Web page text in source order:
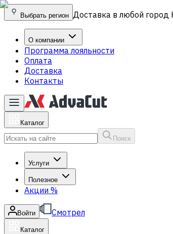
Выбрать регион Доставка в любой город
О компании
Программа лояльности
Оплата
Доставка
Контакты
Каталог
Поиск
Услуги
Полезное
Акции %
Войти Смотрел
Каталог